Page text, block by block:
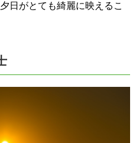
日がとても綺麗に映えるこ